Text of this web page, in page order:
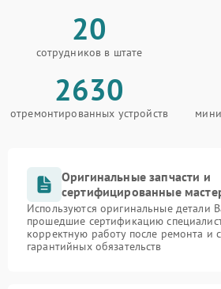
20
сотрудников в штате
2630
отремонтированных устройств
Оригинальные запчасти и
сертифицированные
Используются оригинальные детали
прошедшие сертификацию
корректную работу после ремонта и
гарантийных обязательств